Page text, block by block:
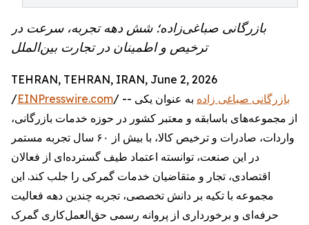
بازرگانی صباغی‌زاده؛ شش دهه تجربه، سرعت در
ترخیص و اطمینان در تجارت بین‌الملل
TEHRAN, TEHRAN, IRAN, June 2, 2026
/EINPresswire.com/ -- بازرگانی صباغی زاده به عنوان یکی
از مجموعه‌های باسابقه و معتبر کشور در حوزه خدمات بازرگانی،
واردات، صادرات و ترخیص کالا، با بیش از ۶۰ سال تجربه مستمر
در این صنعت، توانسته اعتماد طیف گسترده‌ای از فعالان
اقتصادی، تجار و متقاضیان خدمات گمرکی را جلب کند. این
مجموعه با تکیه بر دانش تخصصی، تجربه چندین دهه فعالیت
حرفه‌ای و برخورداری از پروانه رسمی حق‌العمل‌کاری گمرک